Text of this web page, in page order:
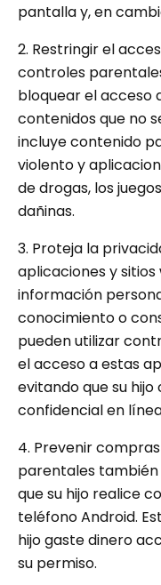
pantalla y, en
2. Restringir el
controles
bloquear el acceso
contenidos que no
incluye contenido
violento y
de drogas, los
dañinas.
3. Proteja la
aplicaciones y
información
conocimiento o
pueden utilizar
el acceso a estas
evitando que su
confidencial en
4. Prevenir
parentales
que su hijo realice
teléfono Android.
hijo gaste dinero
su permiso.